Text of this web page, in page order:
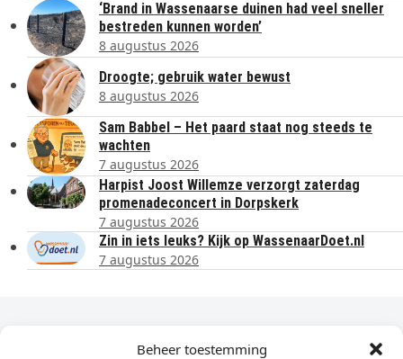
Beheer toestemming
‘Brand in Wassenaarse duinen had veel sneller
bestreden kunnen worden’
8 augustus 2026
Droogte; gebruik water bewust
8 augustus 2026
Sam Babbel – Het paard staat nog steeds te
wachten
7 augustus 2026
Harpist Joost Willemze verzorgt zaterdag
promenadeconcert in Dorpskerk
7 augustus 2026
Zin in iets leuks? Kijk op WassenaarDoet.nl
7 augustus 2026
Dagelijks het laatste nieuws in je e-mail?